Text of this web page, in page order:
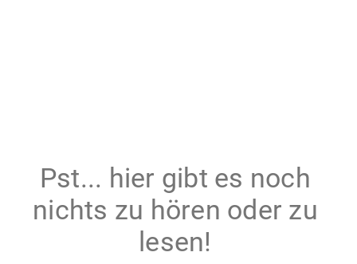
Pst... hier gibt es noch
nichts zu hören oder zu
lesen!